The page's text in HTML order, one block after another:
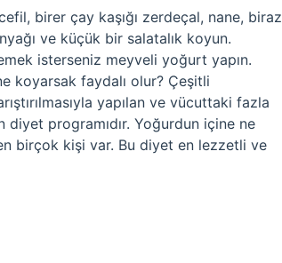
birer çay kaşığı zerdeçal, nane, biraz
ve küçük bir salatalık koyun.
isterseniz meyveli yoğurt yapın.
koyarsak faydalı olur? Çeşitli
yapılan ve vücuttaki fazla
diyet programıdır. Yoğurdun içine ne
birçok kişi var. Bu diyet en lezzetli ve